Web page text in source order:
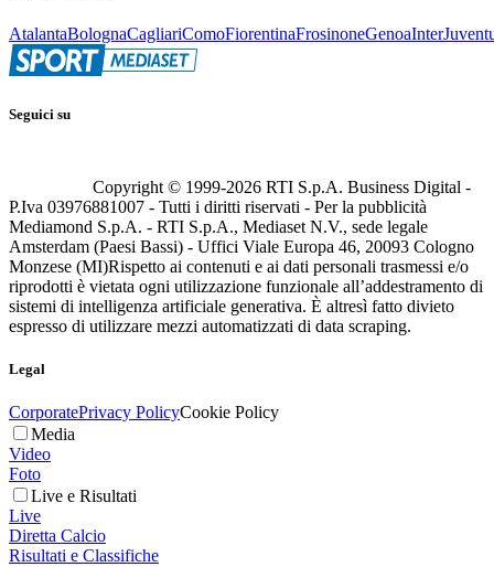
AtalantaBolognaCagliariComoFiorentinaFrosinoneGenoaInter
Seguici su
Copyright © 1999-2026 RTI S.p.A. Business Digital -
P.Iva 03976881007 - Tutti i diritti riservati - Per la pubblicità
Mediamond S.p.A. - RTI S.p.A., Mediaset N.V., sede legale
Amsterdam (Paesi Bassi) - Uffici Viale Europa 46, 20093 Cologno
Monzese (MI)Rispetto ai contenuti e ai dati personali trasmessi e/o
riprodotti è vietata ogni utilizzazione funzionale all’addestramento di
sistemi di intelligenza artificiale generativa. È altresì fatto divieto
espresso di utilizzare mezzi automatizzati di data scraping.
Legal
CorporatePrivacy PolicyCookie Policy
Media
Video
Foto
Live e Risultati
Live
Diretta Calcio
Risultati e Classifiche